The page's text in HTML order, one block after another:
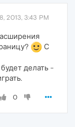
2013, 3:43 PM
С
делать -
0